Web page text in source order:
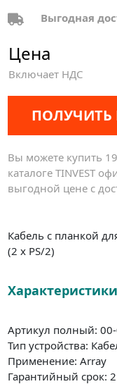
Выгодная
Цена
Включает НДС
ПОЛУЧИТЬ
Вы можете купить
каталоге TINVEST
выгодной цене с
Кабель с планкой
(2 x PS/2)
Характеристики
Артикул полный:
Тип устройства:
Применение: Array
Гарантийный срок: